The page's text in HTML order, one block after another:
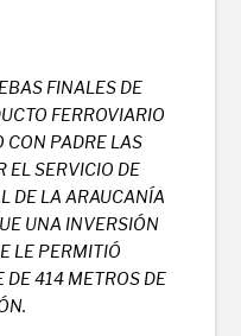
FINALES DE
FERROVIARIO
CON PADRE LAS
EL SERVICIO DE
DE LA ARAUCANÍA
UNA INVERSIÓN
LE PERMITIÓ
DE 414 METROS DE